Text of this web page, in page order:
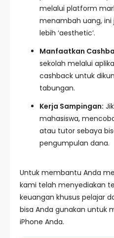
melalui platform
menambah uang,
lebih ‘aesthetic’.
Manfaatkan
sekolah melalui
cashback untuk
tabungan.
Kerja Sampingan:
mahasiswa,
atau tutor sebaya
pengumpulan dana.
Untuk membantu Anda
kami telah menyediakan
keuangan khusus pelajar
bisa Anda gunakan untuk
iPhone Anda.